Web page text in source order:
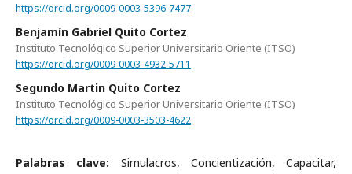
https://orcid.org/0009-0003-5396-7477
Benjamín Gabriel Quito Cortez
Instituto Tecnológico Superior Universitario Oriente (ITSO)
https://orcid.org/0009-0003-4932-5711
Segundo Martin Quito Cortez
Instituto Tecnológico Superior Universitario Oriente (ITSO)
https://orcid.org/0009-0003-3503-4622
Palabras clave: Simulacros, Concientización, Capacitar,